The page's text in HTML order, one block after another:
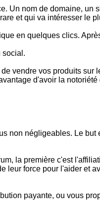
Un nom de domaine,
et qui va intéresser le
en quelques clics.
social.
vendre vos produits
d'avoir la
non négligeables. Le
la première c'est
force pour l'aider et
payante, ou vous